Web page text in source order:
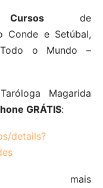
de
Conde e Setúbal,
o Mundo –
Magarida
GRÁTIS:
details?